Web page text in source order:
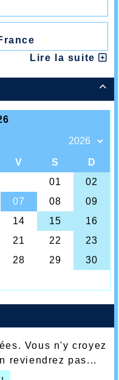
Lire la suite

Vous n'y croyez
reviendrez pas...